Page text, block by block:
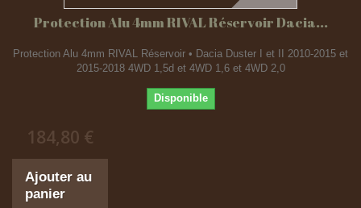
Protection Alu 4mm RIVAL Réservoir Dacia...
Protection Alu 4mm RIVAL Réservoir • Dacia Duster I et II 2010-2015 et
2015-2018 4WD 1,5d et 4WD 1,6 et 4WD 2,0
Disponible
184,80 €
Ajouter au
panier